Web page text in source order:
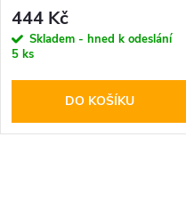
444 Kč
Skladem - hned k odeslání
5 ks
DO KOŠÍKU